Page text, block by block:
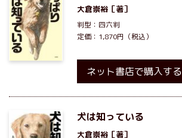
大倉崇裕 ［著］
判型：四六判
定価：1,870円（税込）
ネット書店で購入する
犬は知っている
大倉崇裕 ［著］